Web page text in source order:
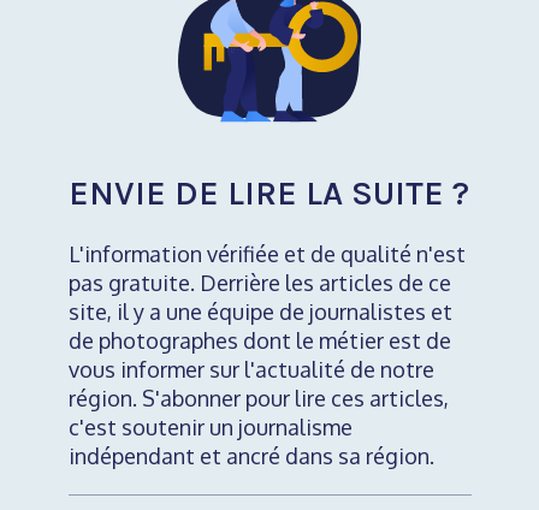
ENVIE DE LIRE LA SUITE ?
L'information vérifiée et de qualité n'est
pas gratuite. Derrière les articles de ce
site, il y a une équipe de journalistes et
de photographes dont le métier est de
vous informer sur l'actualité de notre
région. S'abonner pour lire ces articles,
c'est soutenir un journalisme
indépendant et ancré dans sa région.